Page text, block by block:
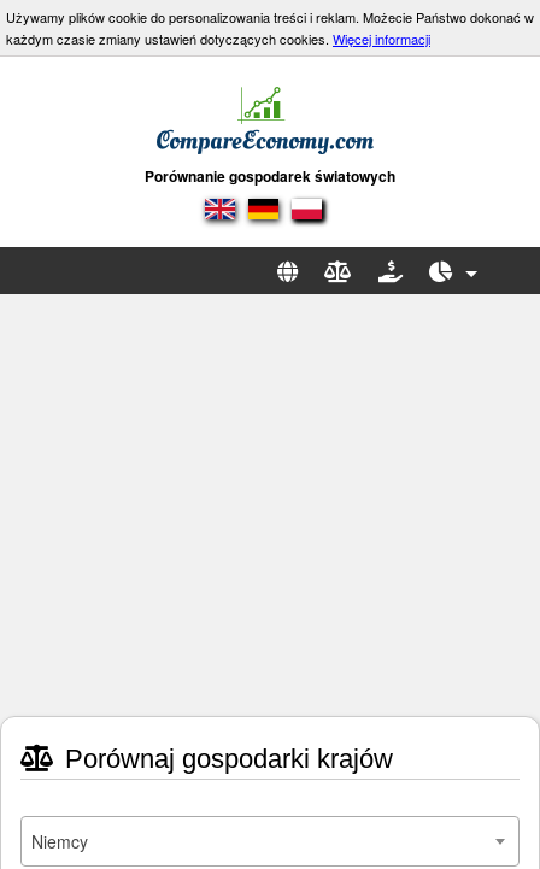
Używamy plików cookie do personalizowania treści i reklam. Możecie Państwo dokonać w
każdym czasie zmiany ustawień dotyczących cookies. Więcej informacji
Porównanie gospodarek światowych
Porównaj gospodarki krajów
Niemcy